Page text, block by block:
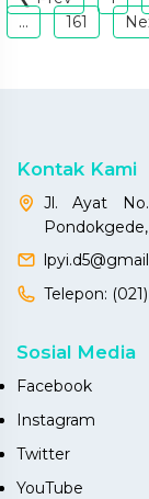
...
161
Kontak Kami
Jl. Ayat
Pondokgede,
Telepon:
Sosial Media
Facebook
Instagram
Twitter
YouTube